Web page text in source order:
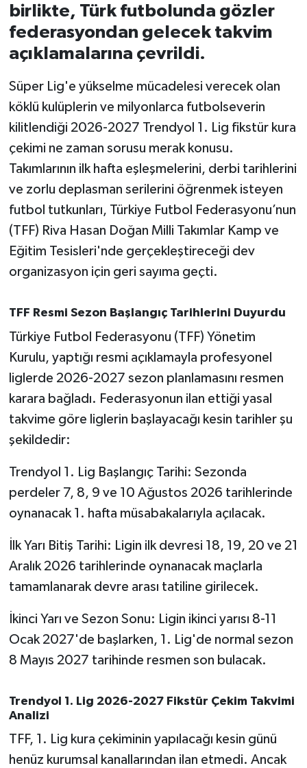
birlikte, Türk futbolunda gözler
federasyondan gelecek takvim
açıklamalarına çevrildi.
Süper Lig'e yükselme mücadelesi verecek olan
köklü kulüplerin ve milyonlarca futbolseverin
kilitlendiği 2026-2027 Trendyol 1. Lig fikstür kura
çekimi ne zaman sorusu merak konusu.
Takımlarının ilk hafta eşleşmelerini, derbi tarihlerini
ve zorlu deplasman serilerini öğrenmek isteyen
futbol tutkunları, Türkiye Futbol Federasyonu’nun
(TFF) Riva Hasan Doğan Milli Takımlar Kamp ve
Eğitim Tesisleri'nde gerçekleştireceği dev
organizasyon için geri sayıma geçti.
TFF Resmi Sezon Başlangıç Tarihlerini Duyurdu
Türkiye Futbol Federasyonu (TFF) Yönetim
Kurulu, yaptığı resmi açıklamayla profesyonel
liglerde 2026-2027 sezon planlamasını resmen
karara bağladı. Federasyonun ilan ettiği yasal
takvime göre liglerin başlayacağı kesin tarihler şu
şekildedir:
Trendyol 1. Lig Başlangıç Tarihi: Sezonda
perdeler 7, 8, 9 ve 10 Ağustos 2026 tarihlerinde
oynanacak 1. hafta müsabakalarıyla açılacak.
İlk Yarı Bitiş Tarihi: Ligin ilk devresi 18, 19, 20 ve 21
Aralık 2026 tarihlerinde oynanacak maçlarla
tamamlanarak devre arası tatiline girilecek.
İkinci Yarı ve Sezon Sonu: Ligin ikinci yarısı 8-11
Ocak 2027'de başlarken, 1. Lig'de normal sezon
8 Mayıs 2027 tarihinde resmen son bulacak.
Trendyol 1. Lig 2026-2027 Fikstür Çekim Takvimi
Analizi
TFF, 1. Lig kura çekiminin yapılacağı kesin günü
henüz kurumsal kanallarından ilan etmedi. Ancak
KENT GÜNDEMİ
Kepsut
KÜLTÜR-SANAT
MAGAZİN
MANŞET
Manyas
OLAY
SAĞLIK
Savaştepe
SEYAHAT
SİYASET
Sındırgı
SPOR
SÜRMANŞET
TEKNOLOJİ
TÜRKİYE